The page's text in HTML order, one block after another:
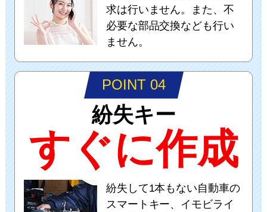
求は行いません。また、不
必要な部品交換なども行い
ません。
POINT 04
紛失キー
すぐに作成
紛失して1本もない自動車の
スマートキー、イモビライ